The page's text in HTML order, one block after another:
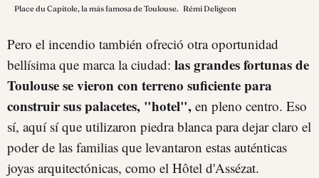
Place du Capitole, la más famosa de Toulouse. Rémi Deligeon
Pero el incendio también ofreció otra oportunidad
bellísima que marca la ciudad: las grandes fortunas de
Toulouse se vieron con terreno suficiente para
construir sus palacetes, "hotel", en pleno centro. Eso
sí, aquí sí que utilizaron piedra blanca para dejar claro el
poder de las familias que levantaron estas auténticas
joyas arquitectónicas, como el Hôtel d'Assézat.